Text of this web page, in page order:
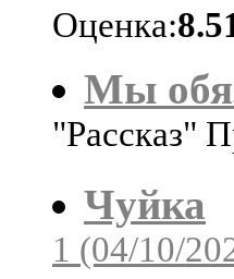
Оценка:
Мы
"Рассказ"
Чуйка
1 (04/10/